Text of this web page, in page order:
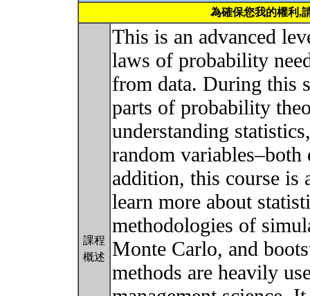
為確保您我的權利,
課程
概述
This is an advanced
laws of probability
from data. During this
parts of probability
understanding
random variables–both
addition, this course is
learn more about
methodologies of
Monte Carlo, and
methods are heavily